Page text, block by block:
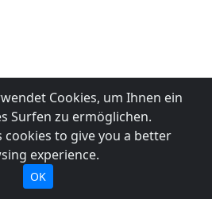
Cookies, um Ihnen ein
Surfen zu ermöglichen.
cookies to give you a better
experience.
OK